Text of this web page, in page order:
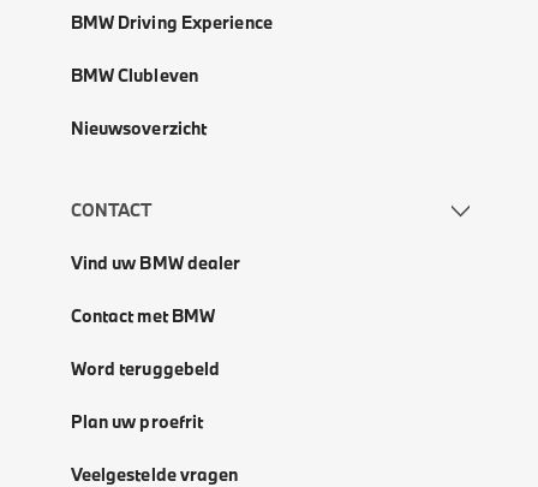
BMW Driving Experience
BMW Clubleven
Nieuwsoverzicht
CONTACT
Vind uw BMW dealer
Contact met BMW
Word teruggebeld
Plan uw proefrit
Veelgestelde vragen